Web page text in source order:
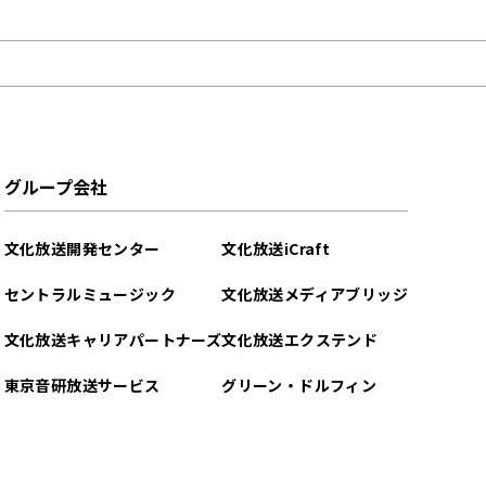
グループ会社
文化放送開発センター
セントラルミュージック
文化放送キャリアパートナーズ
東京音研放送サービス
文化放送iCraft
文化放送メディアブリッジ
文化放送エクステンド
グリーン・ドルフィン